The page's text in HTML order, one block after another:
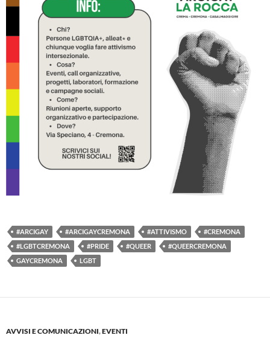
#ARCIGAY #ARCIGAYCREMONA #ATTIVISMO
#CREMONA
#LGBTCREMONA
#PRIDE #QUEER
#QUEERCREMONA
GAYCREMONA
LGBT
AVVISI E COMUNICAZIONI,EVENTI